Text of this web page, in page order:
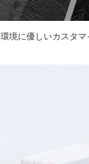
環境に優しいカスタ